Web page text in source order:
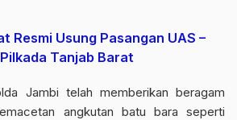
Resmi Usung Pasangan UAS –
Tanjab Barat
Jambi telah memberikan beragam
angkutan batu bara seperti